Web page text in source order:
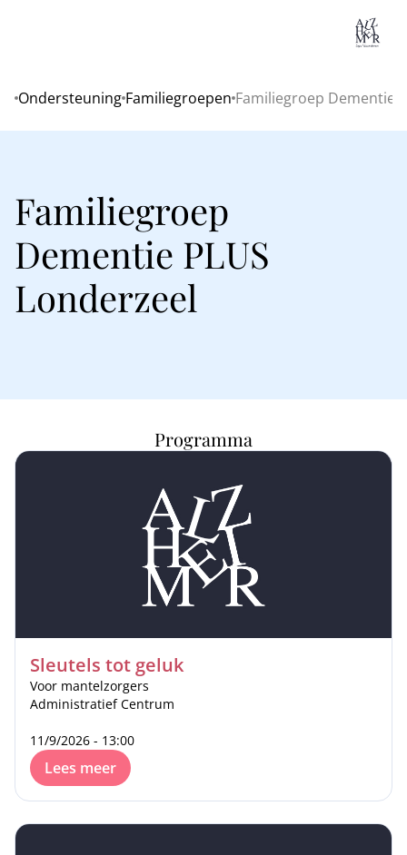
Home
Ondersteuning Familiegroepen Familiegroep Dementie
Familiegroep
Dementie PLUS
Londerzeel
Programma
Sleutels tot geluk
Voor mantelzorgers
Administratief Centrum
11/9/2026 - 13:00
Lees meer